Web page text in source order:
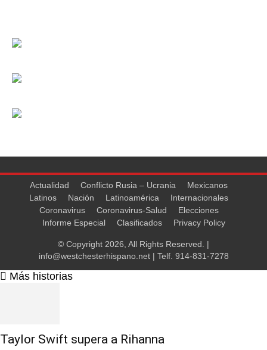
Actualidad Conflicto Rusia – Ucrania
Mexicanos
Latinos
Nación Latinoamérica
Internacionales
Coronavirus
Coronavirus-Salud
Elecciones
Informe Especial
Clasificados Privacy Policy
© Copyright 2026, All Rights Reserved. |
info@westchesterhispano.net| Telf. 914-831-7278
Más historias
Taylor Swift supera a Rihanna